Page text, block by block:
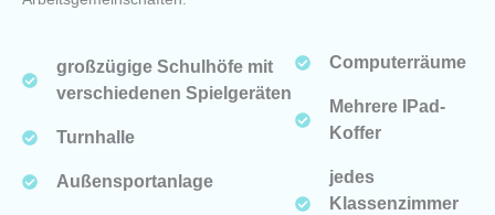
großzügige Schulhöfe mit
verschiedenen Spielgeräten
Turnhalle
Außensportanlage
Computerräume
Mehrere IPad-
Koffer
jedes
Klassenzimmer